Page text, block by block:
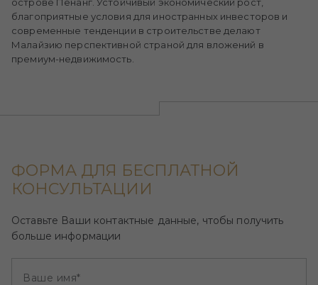
благоприятные условия для иностранных инвесторов и
современные тенденции в строительстве делают
Малайзию перспективной страной для вложений в
премиум-недвижимость.
ФОРМА ДЛЯ БЕСПЛАТНОЙ
КОНСУЛЬТАЦИИ
Оставьте Ваши контактные данные, чтобы получить
больше информации
Ваше имя*